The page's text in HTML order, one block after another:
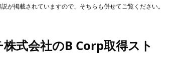
が掲載されていますので、そちらも併せてご覧ください。
式会社のB Corp取得スト